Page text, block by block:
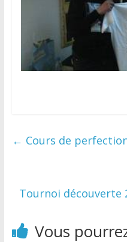
← Cours de
Tournoi découverte
Vous